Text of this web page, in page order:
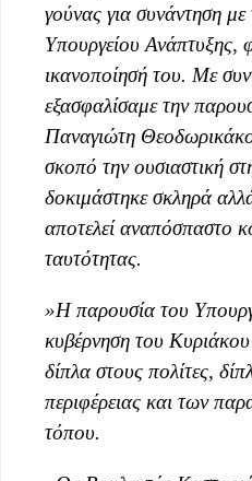
γούνας για συνάντηση με
Υπουργείου Ανάπτυξης,
ικανοποίησή του. Με
εξασφαλίσαμε την
Παναγιώτη
σκοπό την ουσιαστική
δοκιμάστηκε σκληρά
αποτελεί αναπόσπαστο
ταυτότητας.
»Η παρουσία του
κυβέρνηση του
δίπλα στους πολίτες,
περιφέρειας και των
τόπου.